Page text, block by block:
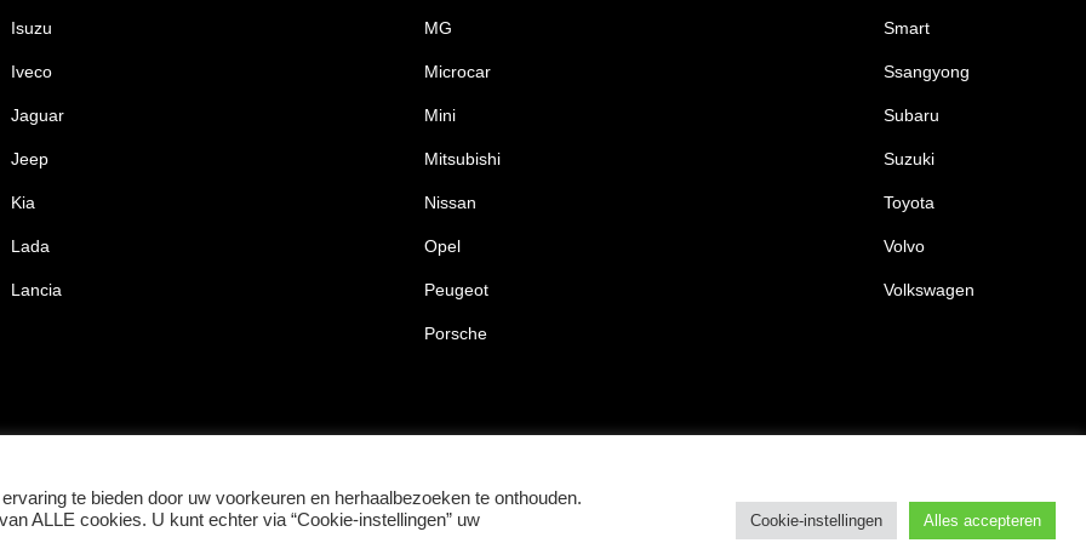
Isuzu
Iveco
Jaguar
Jeep
Kia
Lada
Lancia
MG
Microcar
Mini
Mitsubishi
Nissan
Opel
Peugeot
Porsche
Smart
Ssangyong
Subaru
Suzuki
Toyota
Volvo
Volkswagen
te bieden door uw voorkeuren en herhaalbezoeken te onthouden.
ALLE cookies. U kunt echter via “Cookie-instellingen” uw
Cookie-instellingen Alles accepteren